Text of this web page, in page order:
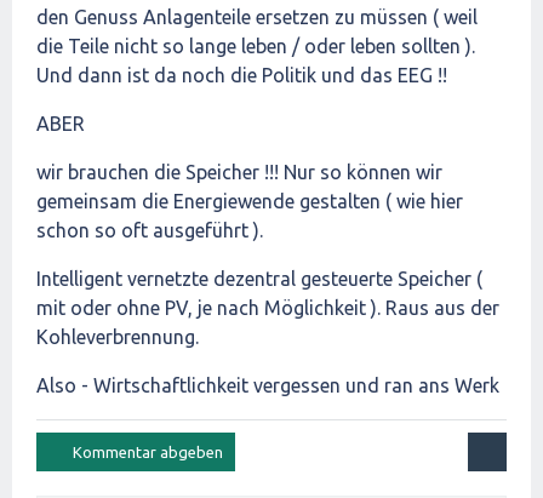
den Genuss Anlagenteile ersetzen zu müssen ( weil
die Teile nicht so lange leben / oder leben sollten ).
Und dann ist da noch die Politik und das EEG !!
ABER
wir brauchen die Speicher !!! Nur so können wir
gemeinsam die Energiewende gestalten ( wie hier
schon so oft ausgeführt ).
Intelligent vernetzte dezentral gesteuerte Speicher (
mit oder ohne PV, je nach Möglichkeit ). Raus aus der
Kohleverbrennung.
Also - Wirtschaftlichkeit vergessen und ran ans Werk